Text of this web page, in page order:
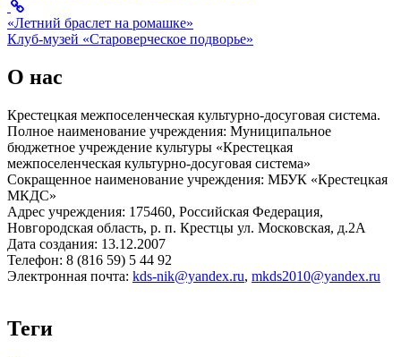
«Летний браслет на ромашке»
Клуб-музей «Староверческое подворье»
О нас
Крестецкая межпоселенческая культурно-досуговая система.
Полное наименование учреждения: Муниципальное
бюджетное учреждение культуры «Крестецкая
межпоселенческая культурно-досуговая система»
Сокращенное наименование учреждения: МБУК «Крестецкая
МКДС»
Адрес учреждения: 175460, Российская Федерация,
Новгородская область, р. п. Крестцы ул. Московская, д.2А
Дата создания: 13.12.2007
Телефон: 8 (816 59) 5 44 92
Электронная почта: kds-nik@yandex.ru, mkds2010@yandex.ru
Теги